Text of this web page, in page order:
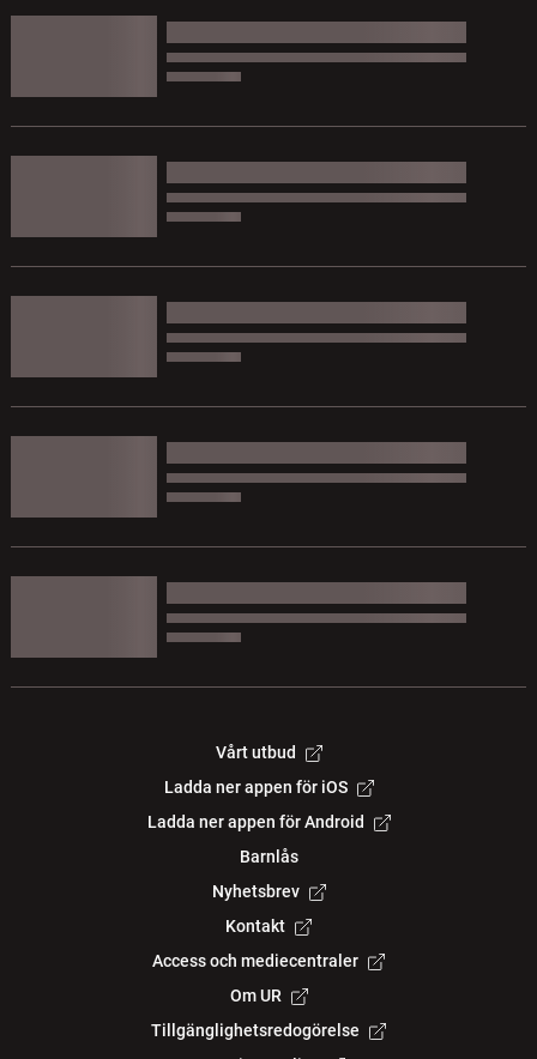
Vårt utbud
Ladda ner appen för iOS
Ladda ner appen för Android
Barnlås
Nyhetsbrev
Kontakt
Access och mediecentraler
Om UR
Tillgänglighetsredogörelse